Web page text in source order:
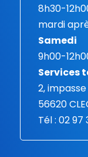
8h30-
mardi
Samedi
9h00-
Services
2,
56620
Tél : 02 97